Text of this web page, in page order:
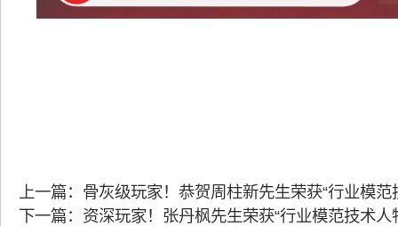
上一篇：骨灰级玩家！恭贺周柱新先生荣获“行业模范
下一篇：资深玩家！张丹枫先生荣获“行业模范技术人